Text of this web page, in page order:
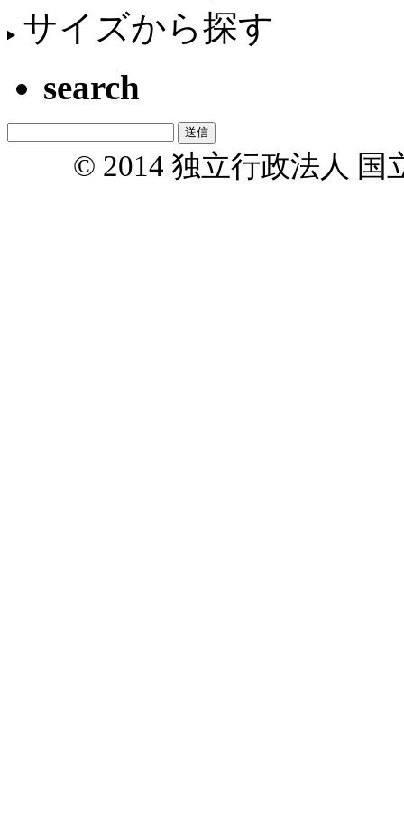
サイズから探す
search
© 2014 独立行政法人 国